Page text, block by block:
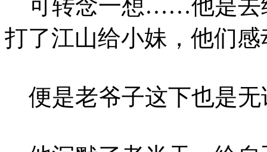
可转念一想……他是去
打了江山给小妹，他们
便是老爷子这下也是无